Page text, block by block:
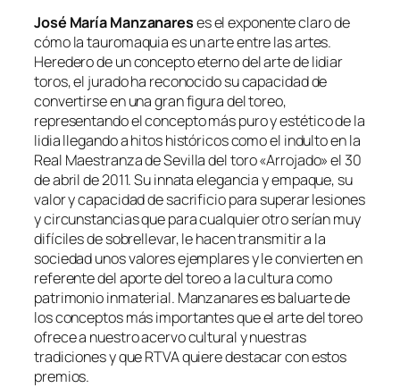
José María Manzanareses el exponente claro de
cómo la tauromaquia es un arte entre las artes.
Heredero de un concepto eterno del arte de lidiar
toros, el jurado ha reconocido su capacidad de
convertirse en una gran figura del toreo,
representando el concepto más puro y estético de la
lidia llegando a hitos históricos como el indulto en la
Real Maestranza de Sevilla del toro «Arrojado» el 30
de abril de 2011. Su innata elegancia y empaque, su
valor y capacidad de sacrificio para superar lesiones
y circunstancias que para cualquier otro serían muy
difíciles de sobrellevar, le hacen transmitir a la
sociedad unos valores ejemplares y le convierten en
referente del aporte del toreo a la cultura como
patrimonio inmaterial. Manzanares es baluarte de
los conceptos más importantes que el arte del toreo
ofrece a nuestro acervo cultural y nuestras
tradiciones y que RTVA quiere destacar con estos
premios.